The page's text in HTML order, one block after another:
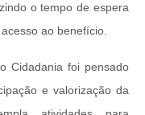
o tempo de espera
ao benefício.
Cidadania foi pensado
e valorização da